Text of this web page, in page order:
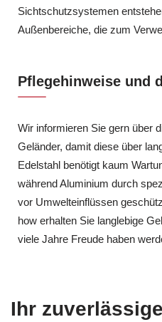
Sichtschutzsystemen
Außenbereiche, die zum
Pflegehinweise und
Wir informieren Sie gern über
Geländer, damit diese über
Edelstahl benötigt kaum
während Aluminium durch
vor Umwelteinflüssen
how erhalten Sie langlebige
viele Jahre Freude haben
Ihr